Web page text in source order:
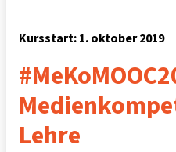
Kursstart: 1. oktober 2019
Lehre